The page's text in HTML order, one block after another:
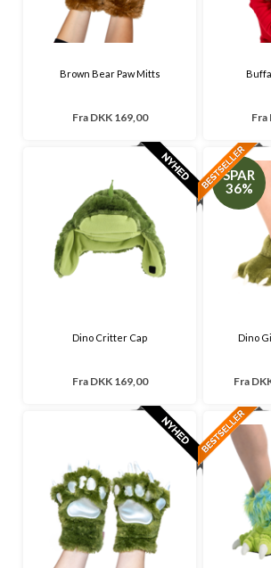
Brown Bear Paw Mitts
Fra DKK 169,00 Fra
Dino Critter Cap
Fra DKK 169,00
SPAR
36%
Dino
Fra